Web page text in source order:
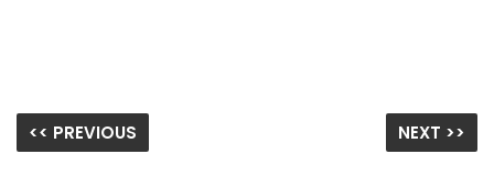
<< PREVIOUS NEXT >>